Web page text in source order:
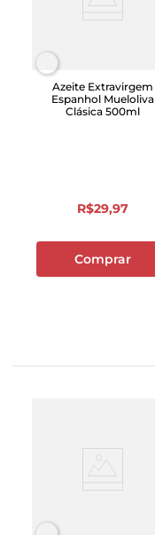
Azeite Extravirgem
Espanhol Mueloliva
Clásica 500ml
R$29,97
Comprar